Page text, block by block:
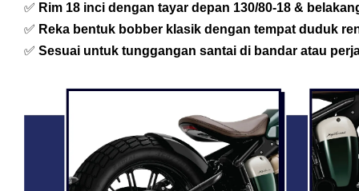
✅ Rim 18 inci dengan tayar depan 130/80-18 &
✅ Reka bentuk bobber klasik dengan tempat duduk
✅ Sesuai untuk tunggangan santai di bandar atau